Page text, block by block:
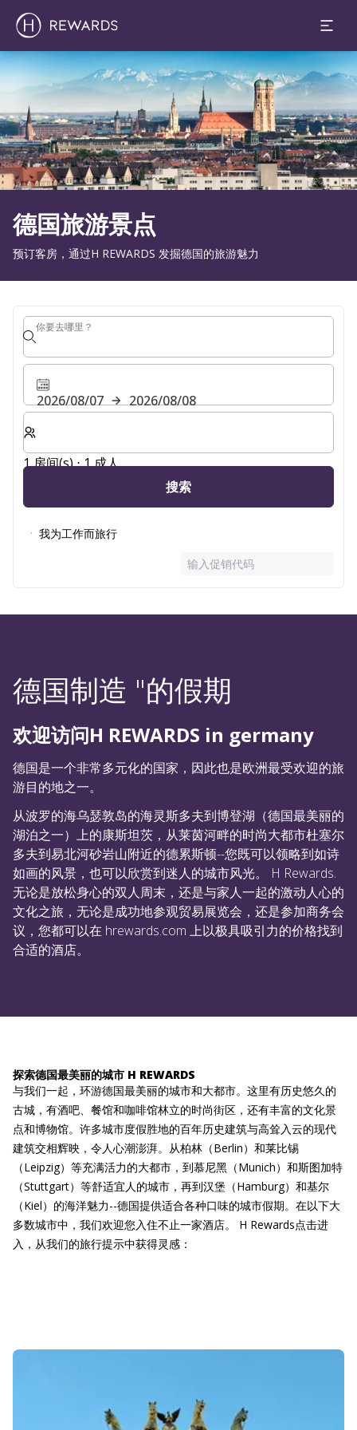
幻灯片1 of1
德国旅游景点
预订客房，通过H REWARDS 发掘德国的旅游魅力
你要去哪里？
你要去哪里？
2026/08/07
2026/08/08
选择房间数和入住人数
1 房间(s) ⋅ 1 成人
搜索
我为工作而旅行
输入促销代码
德国制造 "的假期
欢迎访问H REWARDS in germany
德国是一个非常多元化的国家，因此也是欧洲最受欢迎的旅
游目的地之一。
从波罗的海乌瑟敦岛的海灵斯多夫到博登湖（德国最美丽的
湖泊之一）上的康斯坦茨，从莱茵河畔的时尚大都市杜塞尔
多夫到易北河砂岩山附近的德累斯顿--您既可以领略到如诗
如画的风景，也可以欣赏到迷人的城市风光。 H Rewards.
无论是放松身心的双人周末，还是与家人一起的激动人心的
文化之旅，无论是成功地参观贸易展览会，还是参加商务会
议，您都可以在 hrewards.com 上以极具吸引力的价格找到
合适的酒店。
探索德国最美丽的城市 H REWARDS
与我们一起，环游德国最美丽的城市和大都市。这里有历史悠久的
古城，有酒吧、餐馆和咖啡馆林立的时尚街区，还有丰富的文化景
点和博物馆。许多城市度假胜地的百年历史建筑与高耸入云的现代
建筑交相辉映，令人心潮澎湃。从柏林（Berlin）和莱比锡
（Leipzig）等充满活力的大都市，到慕尼黑（Munich）和斯图加特
（Stuttgart）等舒适宜人的城市，再到汉堡（Hamburg）和基尔
（Kiel）的海洋魅力--德国提供适合各种口味的城市假期。在以下大
多数城市中，我们欢迎您入住不止一家酒店。 H Rewards点击进
入，从我们的旅行提示中获得灵感：